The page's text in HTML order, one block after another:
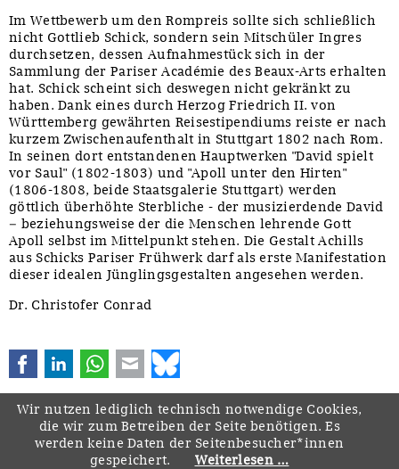
Im Wettbewerb um den Rompreis sollte sich schließlich
nicht Gottlieb Schick, sondern sein Mitschüler Ingres
durchsetzen, dessen Aufnahmestück sich in der
Sammlung der Pariser Académie des Beaux-Arts erhalten
hat. Schick scheint sich deswegen nicht gekränkt zu
haben. Dank eines durch Herzog Friedrich II. von
Württemberg gewährten Reisestipendiums reiste er nach
kurzem Zwischenaufenthalt in Stuttgart 1802 nach Rom.
In seinen dort entstandenen Hauptwerken "David spielt
vor Saul" (1802-1803) und "Apoll unter den Hirten"
(1806-1808, beide Staatsgalerie Stuttgart) werden
göttlich überhöhte Sterbliche - der musizierdende David
– beziehungsweise der die Menschen lehrende Gott
Apoll selbst im Mittelpunkt stehen. Die Gestalt Achills
aus Schicks Pariser Frühwerk darf als erste Manifestation
dieser idealen Jünglingsgestalten angesehen werden.
Dr. Christofer Conrad
FacebookLinkedInWhatsApp
E-mail
Wir nutzen lediglich technisch notwendige Cookies,
die wir zum Betreiben der Seite benötigen. Es
werden keine Daten der Seitenbesucher*innen
gespeichert.
Weiterlesen …